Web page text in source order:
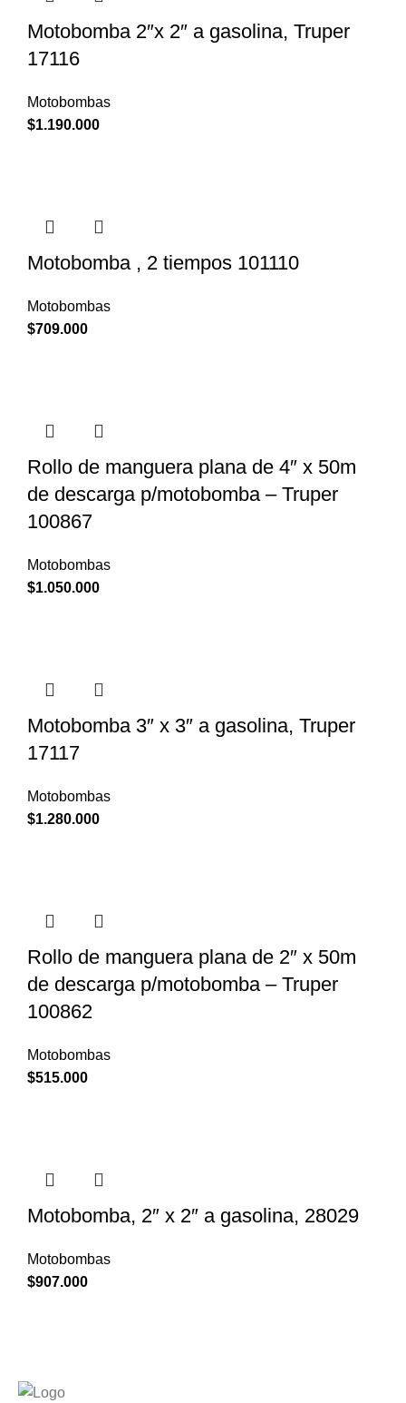
Motobomba 2″x 2″ a gasolina, Truper
17116
Motobombas
$1.190.000
Motobomba , 2 tiempos 101110
Motobombas
$709.000
Rollo de manguera plana de 4″ x 50m
de descarga p/motobomba – Truper
100867
Motobombas
$1.050.000
Motobomba 3″ x 3″ a gasolina, Truper
17117
Motobombas
$1.280.000
Rollo de manguera plana de 2″ x 50m
de descarga p/motobomba – Truper
100862
Motobombas
$515.000
Motobomba, 2″ x 2″ a gasolina, 28029
Motobombas
$907.000